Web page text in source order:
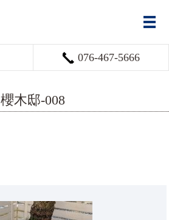
076-467-5666
メ
櫻木邸-008